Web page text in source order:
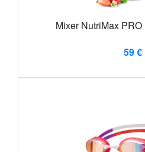
Mixer NutriMax
59 €